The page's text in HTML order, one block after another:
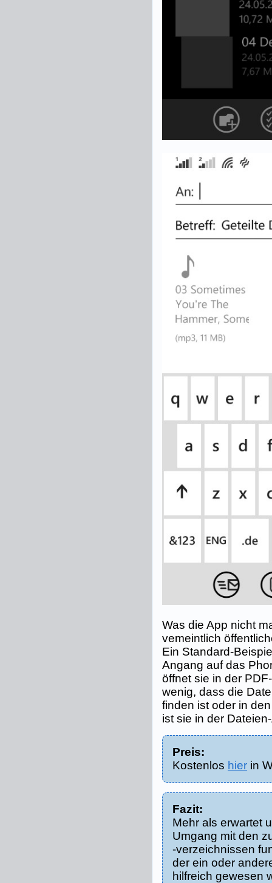
Was die App nicht
vemeintlich
Ein Standard-
Angang auf das
öffnet sie in der
wenig, dass die
finden ist oder in
ist sie in der
Preis:
Kostenlos hier in
Fazit:
Mehr als erwartet
Umgang mit den
-verzeichnissen
der ein oder
hilfreich gewesen